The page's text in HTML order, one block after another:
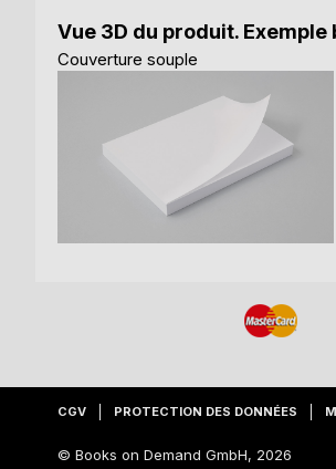
Vue 3D du produit.
Couverture souple
CGV PROTECTION DES DONNÉES
© Books on Demand GmbH, 2026